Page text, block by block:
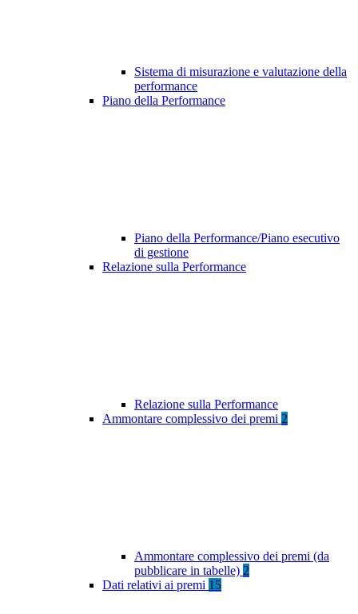
Sistema di misurazione e valutazione della
performance
Piano della Performance
Piano della Performance/Piano esecutivo
di gestione
Relazione sulla Performance
Relazione sulla Performance
Ammontare complessivo dei premi 2
Ammontare complessivo dei premi (da
pubblicare in tabelle) 2
Dati relativi ai premi 15